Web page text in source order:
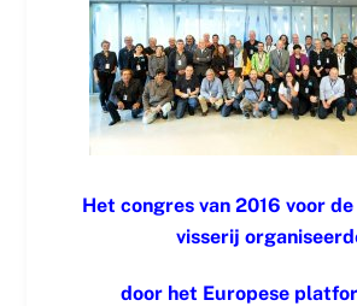
Het congres van 2016 voor
visserij
door het Europese